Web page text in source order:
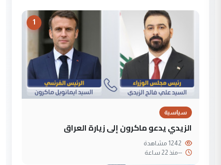
1
سياسية
الزيدي يدعو ماكرون إلى زيارة العراق
--منذ 22 ساعة